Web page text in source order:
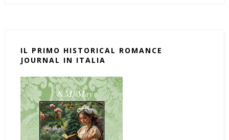
IL PRIMO HISTORICAL ROMANCE
JOURNAL IN ITALIA